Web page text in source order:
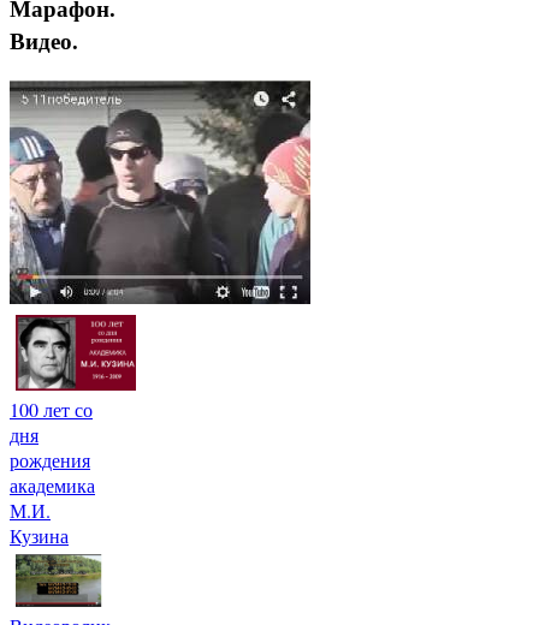
Марафон.
Видео.
100 лет со
дня
рождения
академика
М.И.
Кузина